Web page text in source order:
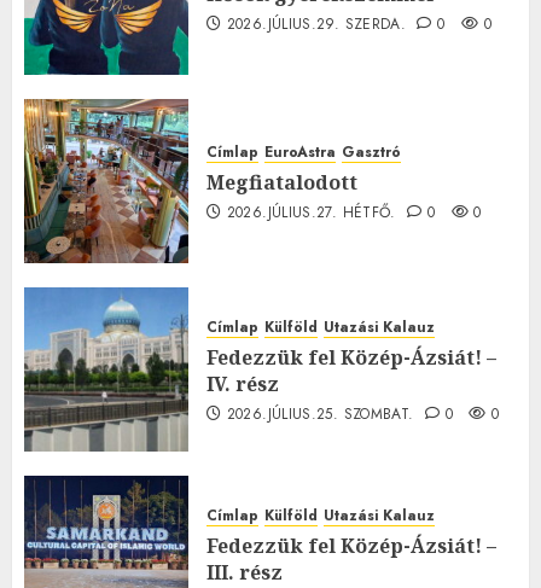
2026.JÚLIUS.29. SZERDA. 0 0
Címlap EuroAstra Gasztró
Megfiatalodott
2026.JÚLIUS.27. HÉTFŐ. 0 0
Címlap Külföld Utazási Kalauz
Fedezzük fel Közép-Ázsiát! –
IV. rész
2026.JÚLIUS.25. SZOMBAT. 0 0
Címlap Külföld Utazási Kalauz
Fedezzük fel Közép-Ázsiát! –
III. rész